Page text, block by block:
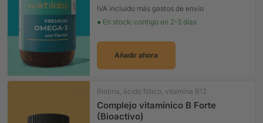
IVA incluido más gastos de envío
● En stock: contigo en 2-3 días
Añadir ahora
Biotina, ácido fólico, vitamina B12
Complejo vitamínico B Forte
(Bioactivo)